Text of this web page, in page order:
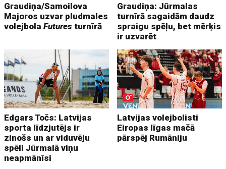
Graudiņa/Samoilova
Majoros uzvar pludmales
volejbolaFutures turnīrā
Graudiņa: Jūrmalas
turnīrā sagaidām daudz
spraigu spēļu, bet mērķis
ir uzvarēt
Edgars Točs: Latvijas
sporta līdzjutējs ir
zinošs un ar viduvēju
spēli Jūrmalā viņu
neapmānīsi
Latvijas volejbolisti
Eiropas līgas mačā
pārspēj Rumāniju